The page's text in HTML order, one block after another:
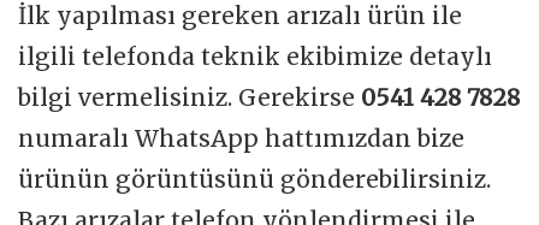
İlk yapılması gereken arızalı ürün ile
ilgili telefonda teknik ekibimize detaylı
bilgi vermelisiniz. Gerekirse 0541 428 7828
numaralı WhatsApp hattımızdan bize
ürünün görüntüsünü gönderebilirsiniz.